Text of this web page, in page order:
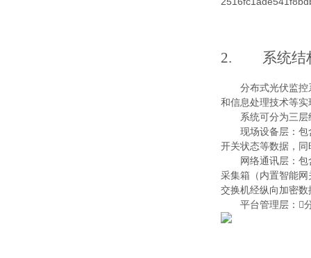
2. 系统结
分布式光伏监
和信息处理技术等
系统可分为三
现场设备层：
开关状态等数据，同
网络通讯层：包
采集箱（内置智能
交换机经纵向加密
平台管理层 ： 